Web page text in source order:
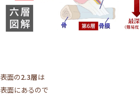
表面の2.3層は
表面にあるので